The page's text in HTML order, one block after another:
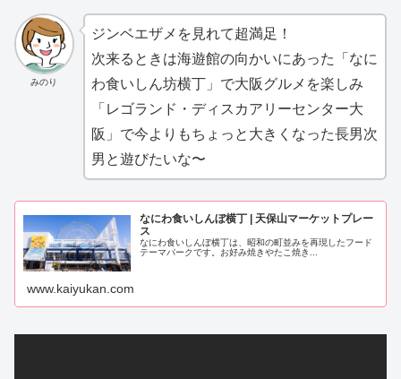
みのり
ジンベエザメを見れて超満足！
次来るときは海遊館の向かいにあった「なに
わ食いしん坊横丁」で大阪グルメを楽しみ
「レゴランド・ディスカアリーセンター大
阪」で今よりもちょっと大きくなった長男次
男と遊びたいな〜
なにわ食いしんぼ横丁 | 天保山マーケットプレー
ス
なにわ食いしんぼ横丁は、昭和の町並みを再現したフード
テーマパークです。お好み焼きやたこ焼き...
www.kaiyukan.com